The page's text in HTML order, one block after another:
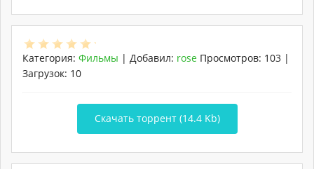
Категория: Фильмы | Добавил: rose Просмотров: 103 |
Загрузок: 10
Скачать торрент (14.4 Kb)